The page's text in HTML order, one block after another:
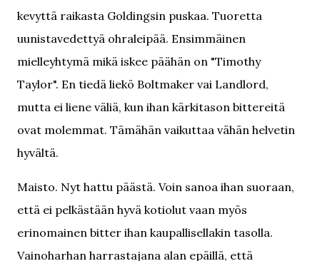
kevyttä raikasta Goldingsin puskaa. Tuoretta
uunistavedettyä ohraleipää. Ensimmäinen
mielleyhtymä mikä iskee päähän on "Timothy
Taylor". En tiedä liekö Boltmaker vai Landlord,
mutta ei liene väliä, kun ihan kärkitason bittereitä
ovat molemmat. Tämähän vaikuttaa vähän helvetin
hyvältä.
Maisto. Nyt hattu päästä. Voin sanoa ihan suoraan,
että ei pelkästään hyvä kotiolut vaan myös
erinomainen bitter ihan kaupallisellakin tasolla.
Vainoharhan harrastajana alan epäillä, että